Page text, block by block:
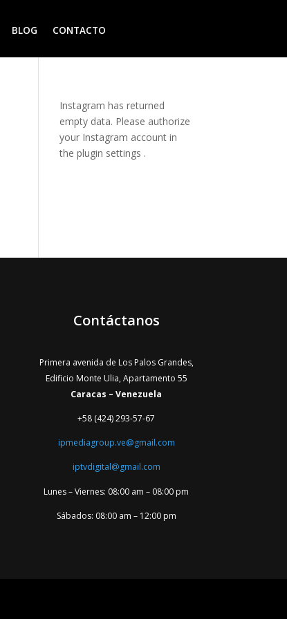
BLOG CONTACTO
Instagram has returned
empty data. Please authorize
your Instagram account in
theplugin settings .
Contáctanos
Primera avenida de Los Palos Grandes,
Edificio Monte Ulia, Apartamento 55
Caracas – Venezuela
+58 (424) 293-57-67
ipmediagroup.ve@gmail.com
iptvdigital@gmail.com
Lunes – Viernes: 08:00 am – 08:00 pm
Sábados: 08:00 am – 12:00 pm